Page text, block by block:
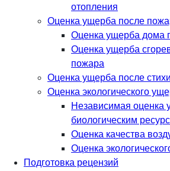
отопления
Оценка ущерба после
Оценка ущерба дома
Оценка ущерба
пожара
Оценка ущерба после
Оценка экологического
Независимая оценка
биологическим
Оценка качества
Оценка
Подготовка рецензий